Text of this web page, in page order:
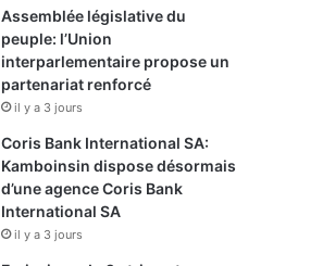
Assemblée législative du
peuple: l’Union
interparlementaire propose un
partenariat renforcé
il y a 3 jours
Coris Bank International SA:
Kamboinsin dispose désormais
d’une agence Coris Bank
International SA
il y a 3 jours